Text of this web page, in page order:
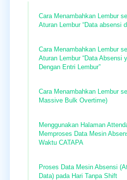
Cara Menambahkan Lembur
Aturan Lembur “Data absensi
Cara Menambahkan Lembur
Aturan Lembur “Data Absensi
Dengan Entri Lembur”
Cara Menambahkan Lembur
Massive Bulk Overtime)
Menggunakan Halaman
Memproses Data Mesin
Waktu CATAPA
Proses Data Mesin Absensi
Data) pada Hari Tanpa Shift